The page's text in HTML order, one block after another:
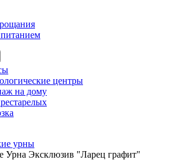
центры
на дому
урны
Урна Эксклюзив "Ларец графит"